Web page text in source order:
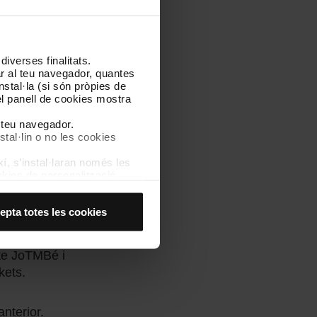
finalitats.
al teu navegador, quantes
(si són pròpies de
panell de cookies mostra
navegador.
o no les cookies
s’instal·laran només les
totes les cookies
aTMB App
JoTMBé i